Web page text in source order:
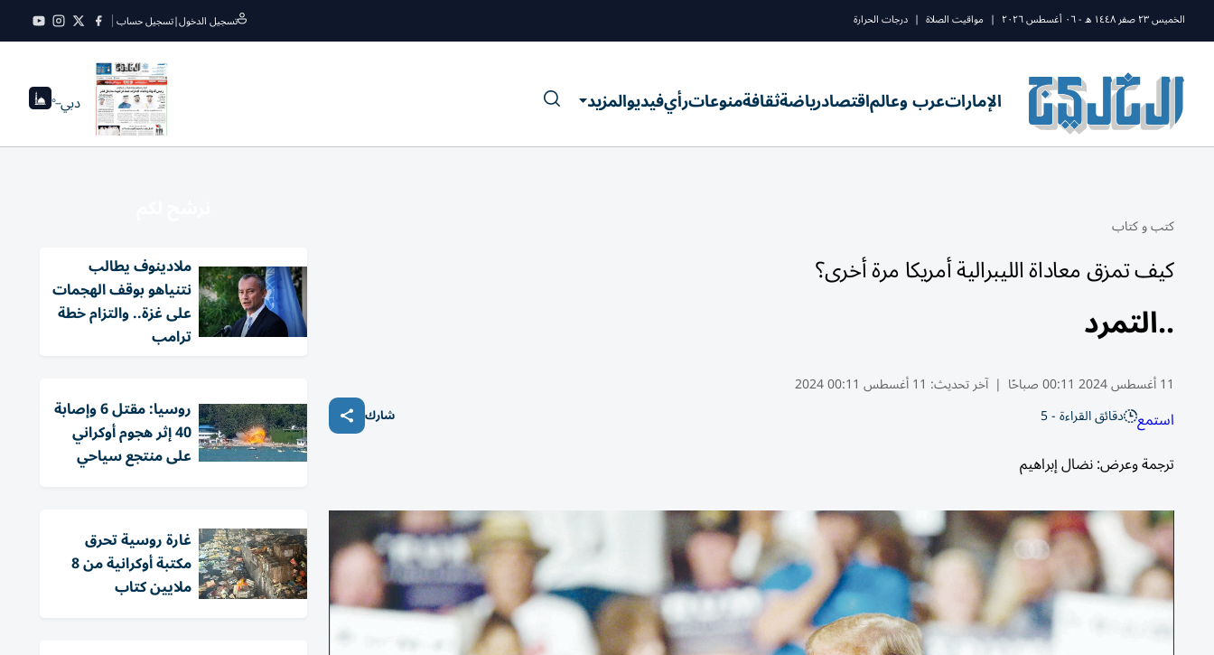
الخميس ٢٣ صفر ١٤٤٨ ه - ٠٦ أغسطس ٢٠٢٦ | مواقيت الصلاة | درجات الحرارة تسجيل الدخول|تسجيل حساب
الإماراتعرب وعالماقتصادرياضةثقافةمنوعاترأيفيديوالمزيد دبي--°
كتب و كتاب
كيف تمزق معاداة الليبرالية أمريكا مرة أخرى؟
..التمرد
11 أغسطس 2024 00:11 صباحًا | آخر تحديث: 11 أغسطس 00:11 2024
استمع دقائق القراءة - 5 شارك
ترجمة وعرض: نضال إبراهيم
ملادينوف يطالب
نتنياهو بوقف الهجمات
على غزة.. والتزام خطة
ترامب
روسيا: مقتل 6 وإصابة
40 إثر هجوم أوكراني
على منتجع سياحي
غارة روسية تحرق
مكتبة أوكرانية من 8
ملايين كتاب